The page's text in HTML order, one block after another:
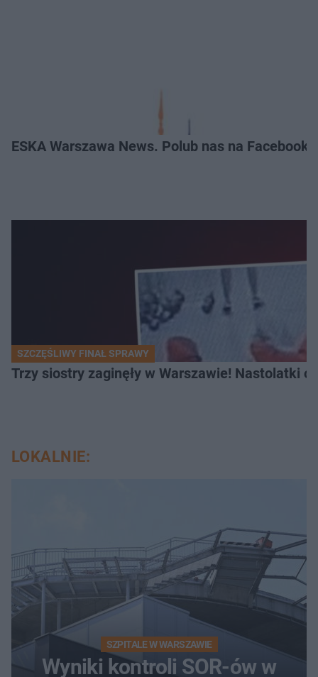
ESKA Warszawa News. Polub nas na
SZCZĘŚLIWY FINAŁ SPRAWY
Trzy siostry zaginęły w Warszawie! Nastolatki
LOKALNIE:
SZPITALE W WARSZAWIE
Wyniki kontroli SOR-ów w